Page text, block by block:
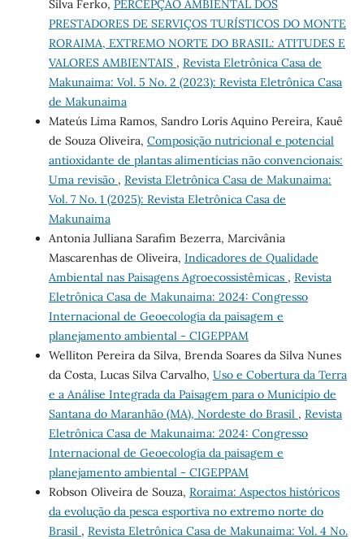
Silva Ferko, PERCEPÇÃO AMBIENTAL DOS
PRESTADORES DE SERVIÇOS TURÍSTICOS DO MONTE
RORAIMA, EXTREMO NORTE DO BRASIL: ATITUDES E
VALORES AMBIENTAIS , Revista Eletrônica Casa de
Makunaima: Vol. 5 No. 2 (2023): Revista Eletrônica Casa
de Makunaima
Mateús Lima Ramos, Sandro Loris Aquino Pereira, Kauê
de Souza Oliveira, Composição nutricional e potencial
antioxidante de plantas alimentícias não convencionais:
Uma revisão , Revista Eletrônica Casa de Makunaima:
Vol. 7 No. 1 (2025): Revista Eletrônica Casa de
Makunaima
Antonia Julliana Sarafim Bezerra, Marcivânia
Mascarenhas de Oliveira, Indicadores de Qualidade
Ambiental nas Paisagens Agroecossistêmicas , Revista
Eletrônica Casa de Makunaima: 2024: Congresso
Internacional de Geoecologia da paisagem e
planejamento ambiental - CIGEPPAM
Welliton Pereira da Silva, Brenda Soares da Silva Nunes
da Costa, Lucas Silva Carvalho, Uso e Cobertura da Terra
e a Análise Integrada da Paisagem para o Município de
Santana do Maranhão (MA), Nordeste do Brasil , Revista
Eletrônica Casa de Makunaima: 2024: Congresso
Internacional de Geoecologia da paisagem e
planejamento ambiental - CIGEPPAM
Robson Oliveira de Souza, Roraima: Aspectos históricos
da evolução da pesca esportiva no extremo norte do
Brasil , Revista Eletrônica Casa de Makunaima: Vol. 4 No.